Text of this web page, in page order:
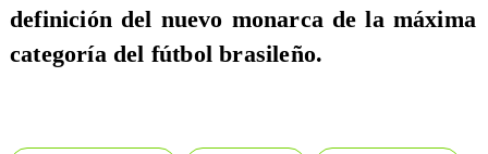
definición del nuevo monarca de la máxima
categoría del fútbol brasileño.